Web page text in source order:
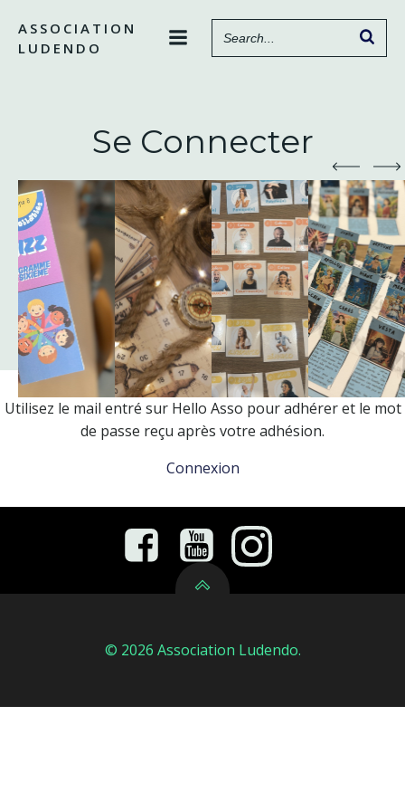
contenu
ASSOCIATION
LUDENDO
Se Connecter
Utilisez le mail entré sur Hello Asso pour adhérer et le mot
de passe reçu après votre adhésion.
Connexion
© 2026 Association Ludendo.